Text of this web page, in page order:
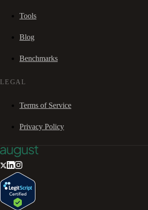
Tools
Blog
Benchmarks
LEGAL
Terms of Service
Privacy Policy